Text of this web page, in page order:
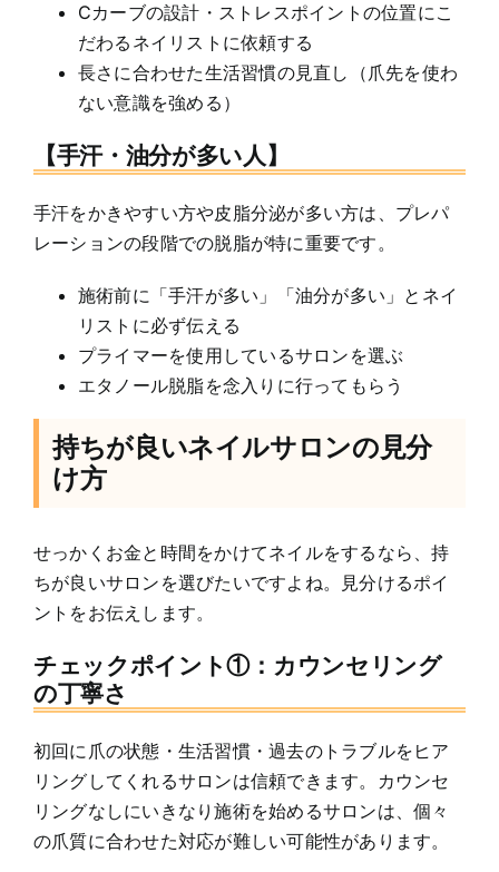
Cカーブの設計・ストレスポイントの位置にこ
だわるネイリストに依頼する
長さに合わせた生活習慣の見直し（爪先を使わ
ない意識を強める）
【手汗・油分が多い人】
手汗をかきやすい方や皮脂分泌が多い方は、プレパ
レーションの段階での脱脂が特に重要です。
施術前に「手汗が多い」「油分が多い」とネイ
リストに必ず伝える
プライマーを使用しているサロンを選ぶ
エタノール脱脂を念入りに行ってもらう
持ちが良いネイルサロンの見分
け方
せっかくお金と時間をかけてネイルをするなら、持
ちが良いサロンを選びたいですよね。見分けるポイ
ントをお伝えします。
チェックポイント①：カウンセリング
の丁寧さ
初回に爪の状態・生活習慣・過去のトラブルをヒア
リングしてくれるサロンは信頼できます。カウンセ
リングなしにいきなり施術を始めるサロンは、個々
の爪質に合わせた対応が難しい可能性があります。